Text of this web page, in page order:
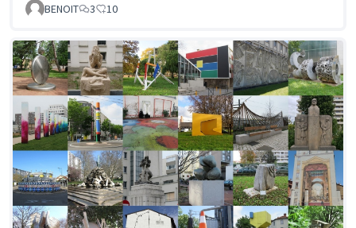
BENOIT
3 10